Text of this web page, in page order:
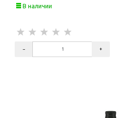
В наличии